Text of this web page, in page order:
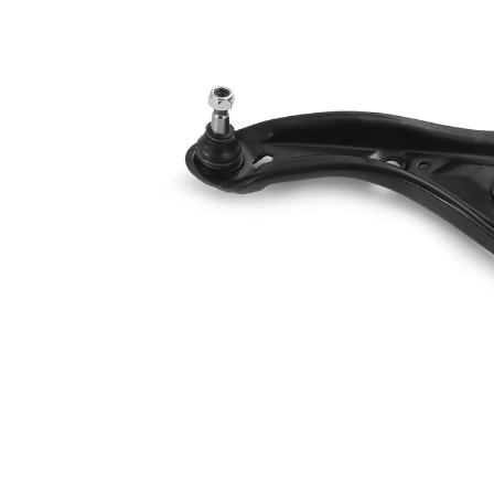
complémentaire
Numéro
d'article en
VKDS
821007 B